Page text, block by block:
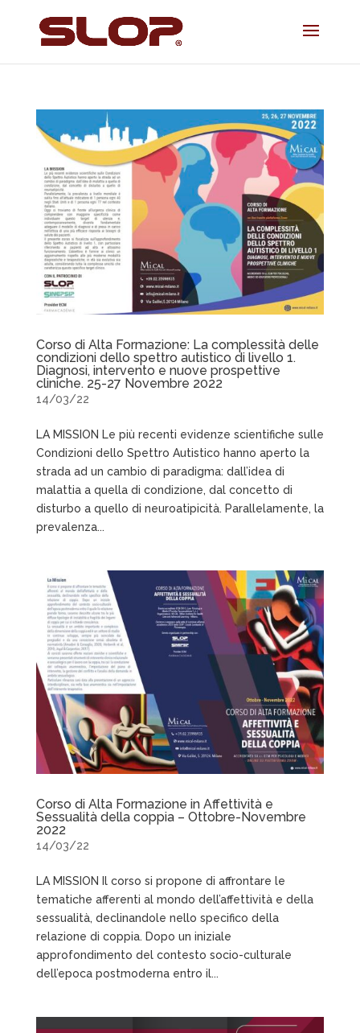
Corso di Alta Formazione: La complessità delle
condizioni dello spettro autistico di livello 1.
Diagnosi, intervento e nuove prospettive
cliniche. 25-27 Novembre 2022
14/03/22
LA MISSION Le più recenti evidenze scientifiche sulle
Condizioni dello Spettro Autistico hanno aperto la
strada ad un cambio di paradigma: dall’idea di
malattia a quella di condizione, dal concetto di
disturbo a quello di neuroatipicità. Parallelamente, la
prevalenza...
Corso di Alta Formazione in Affettività e
Sessualità della coppia – Ottobre-Novembre
2022
14/03/22
LA MISSION Il corso si propone di affrontare le
tematiche afferenti al mondo dell’affettività e della
sessualità, declinandole nello specifico della
relazione di coppia. Dopo un iniziale
approfondimento del contesto socio-culturale
dell’epoca postmoderna entro il...